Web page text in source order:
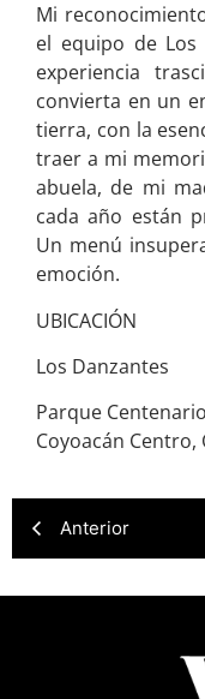
Mi
el equipo de
experiencia
convierta en un
tierra, con la
traer a mi
abuela, de mi
cada año están
Un menú
emoción.
UBICACIÓN
Los Danzantes
Parque
Coyoacán Centro,
Anterior